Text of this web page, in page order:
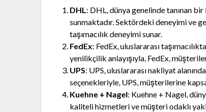
DHL: DHL, dünya genelinde tanınan
sunmaktadır. Sektördeki deneyimi ve
taşımacılık deneyimi sunar.
FedEx: FedEx, uluslararası
yenilikçilik anlayışıyla, FedEx,
UPS: UPS, uluslararası nakliyat
seçenekleriyle, UPS, müşterilerine
Kuehne + Nagel: Kuehne + Nagel,
kaliteli hizmetleri ve müşteri odaklı